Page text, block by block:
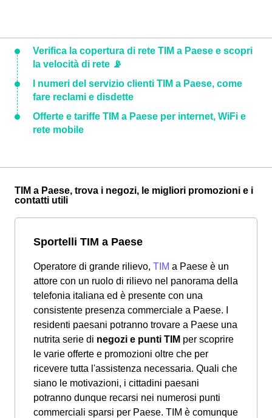
Verifica la copertura di rete TIM a Paese e scopri
la velocità di rete 📡
I numeri del servizio clienti TIM a Paese, come
fare reclami e disdette
Offerte e tariffe TIM a Paese per internet, WiFi e
rete mobile
TIM a Paese, trova i negozi, le migliori promozioni e i
contatti utili
Sportelli TIM a Paese
Operatore di grande rilievo, TIM a Paese è un
attore con un ruolo di rilievo nel panorama della
telefonia italiana ed è presente con una
consistente presenza commerciale a Paese. I
residenti paesani potranno trovare a Paese una
nutrita serie di negozi e punti TIM per scoprire
le varie offerte e promozioni oltre che per
ricevere tutta l'assistenza necessaria. Quali che
siano le motivazioni, i cittadini paesani
potranno dunque recarsi nei numerosi punti
commerciali sparsi per Paese. TIM è comunque